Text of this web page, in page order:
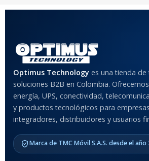
COLOR
Anti-
Optimus Technology es una tienda
soluciones B2B en Colombia.
energía, UPS, conectividad,
y productos tecnológicos para
integradores, distribuidores y usuarios
Marca de TMC Móvil S.A.S. desde el año